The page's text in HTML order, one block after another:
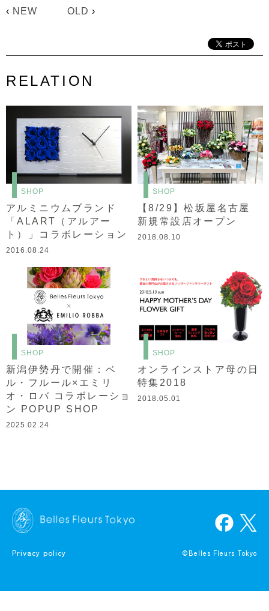
‹ NEW OLD ›
RELATION
SHOP
アルミニウムブランド
「ALART（アルアー
ト）」コラボレーション
2016.08.24
SHOP
【8/29】松坂屋名古屋
新規常設店オープン
2018.08.10
SHOP
新潟伊勢丹で開催：ベ
ル・フルール×エミリ
オ・ロバ コラボレーショ
ン POPUP SHOP
2025.02.24
SHOP
オンラインストア母の日
特集2018
2018.05.01
Privacy policy ©Belles Fleurs Tokyo